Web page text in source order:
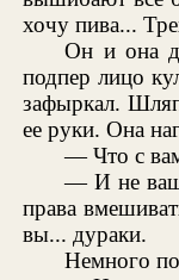
хочу пива...
Он и она
подпер лицо
зафыркал.
ее руки. Она
— Что с
— И не
права
вы... дураки.
Немного